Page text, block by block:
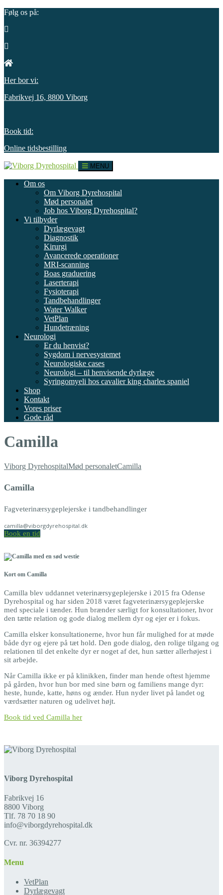
Følg os på:
Her bor vi:
Fabrikvej 16, 8800 Viborg
Book tid:
Online tidsbestilling
MENU
Om os
Om Viborg Dyrehospital
Mød personalet
Job hos Viborg Dyrehospital?
Vi tilbyder
Dyrlægevagt
Diagnostik
Kirurgi
Avancerede operationer
MRI-scanning
Boas graduering
Laserterapi
Fysioterapi
Tandbehandlinger
Water Walker
VetPlan
Hundetræning
Neurologi
Er du henvist?
Sygdom i nervesystemet
Neurologiske cases
Neurologi – til henvisende dyrlæge
Syringomyeli hos cavalier king charles spaniel
Shop
Kontakt
Vores priser
Gode råd
Camilla
Viborg DyrehospitalMød personaletCamilla
Camilla
Fagveterinærsygeplejerske i tandbehandlinger
camilla@viborgdyrehospital.dk
Book en tid
Kort om Camilla
Camilla blev uddannet veterinærsygeplejerske i 2015 fra Odense
Dyrehospital og har siden 2018 været fagveterinærsygeplejerske
med speciale i tænder. Hun brænder særligt for konsultationer, hvor
den tætte relation og gode dialog mellem dyr og ejer er i fokus.
Camilla elsker konsultationerne, hvor hun får mulighed for at møde
både dyr og ejere på tæt hold. Den gode dialog, den rolige tilgang og
relationen til det enkelte dyr er noget af det, hun sætter allerhøjest i
sit arbejde.
Når Camilla ikke er på klinikken, finder man hende oftest hjemme
på gården, hvor hun bor med sine børn og familiens mange dyr:
heste, hunde, katte, høns og ænder. Hun nyder livet på landet og
værdsætter naturen og udelivet højt.
Book tid ved Camilla her
Viborg Dyrehospital
Fabrikvej 16
8800 Viborg
Tlf. 78 70 18 90
info@viborgdyrehospital.dk
Cvr. nr. 36394277
Menu
VetPlan
Dyrlægevagt